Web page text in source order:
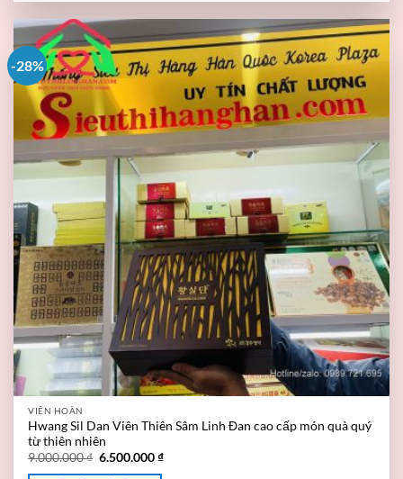
-28%
VIÊN HOÀN
Hwang Sil Dan Viên Thiên Sâm Linh Đan cao cấp món quà quý
từ thiên nhiên
9.000.000₫ 6.500.000₫